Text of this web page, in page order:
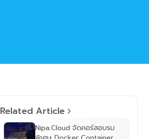
Related Article
Nipa.Cloud จัดคอร์สอบรม